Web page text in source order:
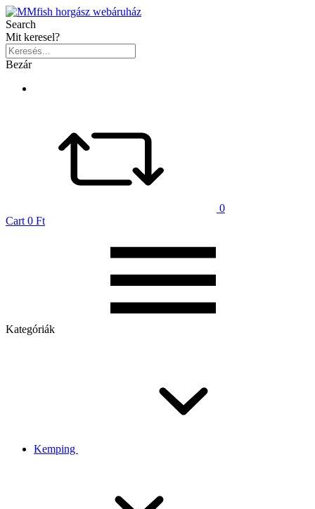
Search
Mit keresel?
Bezár
0
Cart 0 Ft
Kategóriák
Kemping